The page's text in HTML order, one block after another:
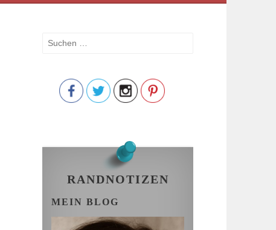
Suchen
RANDNOTIZEN
MEIN BLOG